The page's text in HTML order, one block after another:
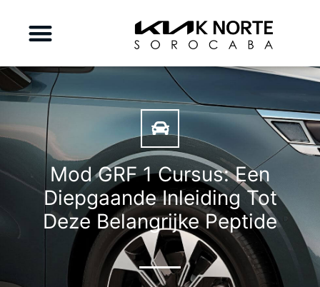
Mod GRF 1 Cursus: Een
Diepgaande Inleiding Tot
Deze Belangrijke Peptide